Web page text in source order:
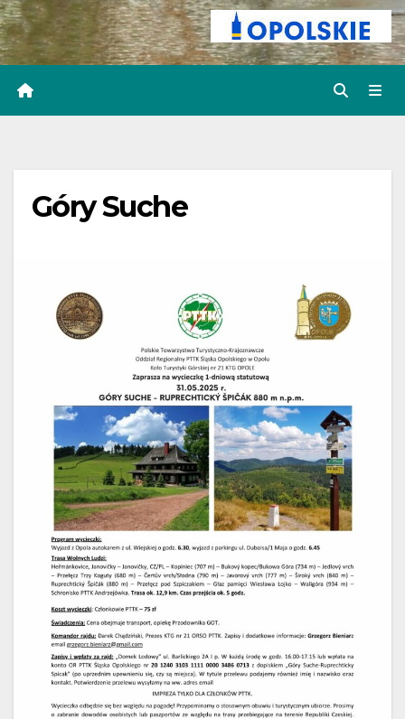
Góry Suche